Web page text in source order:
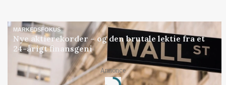
MARKEDSFOKUS
Nye aktierekorder – og den brutale lektie fra et
24-årigt finansgeni
Annonce